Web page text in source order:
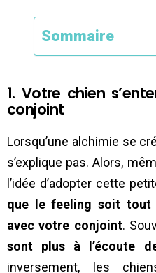
Sommaire
1. Votre chien
conjoint
Lorsqu’une alchimie se
s’explique pas. Alors,
l’idée d’adopter cette
que le feeling soit tout
avec votre conjoint.
sont plus à l’écoute
inversement, les